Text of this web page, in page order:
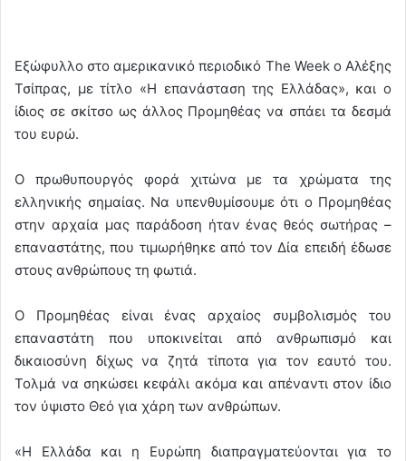
Εξώφυλλο στο αμερικανικό περιοδικό The Week ο Αλέξης
Τσίπρας, με τίτλο «Η επανάσταση της Ελλάδας», και ο
ίδιος σε σκίτσο ως άλλος Προμηθέας να σπάει τα δεσμά
του ευρώ.
Ο πρωθυπουργός φορά χιτώνα με τα χρώματα της
ελληνικής σημαίας. Να υπενθυμίσουμε ότι ο Προμηθέας
στην αρχαία μας παράδοση ήταν ένας θεός σωτήρας –
επαναστάτης, που τιμωρήθηκε από τον Δία επειδή έδωσε
στους ανθρώπους τη φωτιά.
Ο Προμηθέας είναι ένας αρχαίος συμβολισμός του
επαναστάτη που υποκινείται από ανθρωπισμό και
δικαιοσύνη δίχως να ζητά τίποτα για τον εαυτό του.
Τολμά να σηκώσει κεφάλι ακόμα και απέναντι στον ίδιο
τον ύψιστο Θεό για χάρη των ανθρώπων.
«Η Ελλάδα και η Ευρώπη διαπραγματεύονται για το